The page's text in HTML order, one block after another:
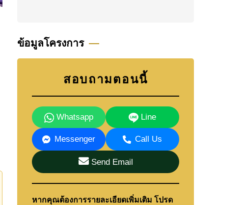
ข้อมูลโครงการ
สอบถามตอนนี้
Whatsapp Line
Messenger Call Us
Send Email
หากคุณต้องการรายละเอียดเพิ่มเติม โปรด